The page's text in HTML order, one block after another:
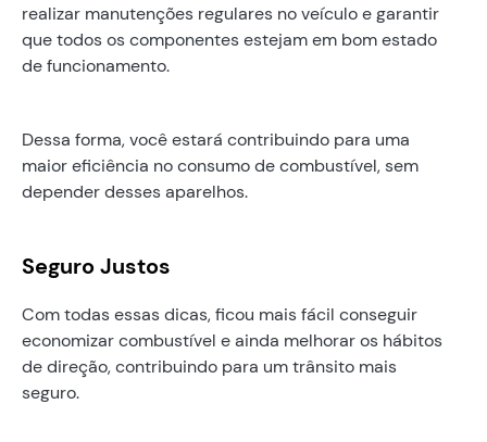
realizar manutenções regulares no veículo e garantir
que todos os componentes estejam em bom estado
de funcionamento.
Dessa forma, você estará contribuindo para uma
maior eficiência no consumo de combustível, sem
depender desses aparelhos.
Seguro Justos
Com todas essas dicas, ficou mais fácil conseguir
economizar combustível e ainda melhorar os hábitos
de direção, contribuindo para um trânsito mais
seguro.